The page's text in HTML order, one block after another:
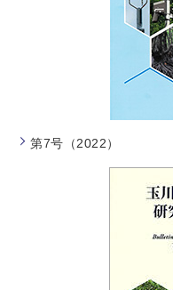
第7号（2022）